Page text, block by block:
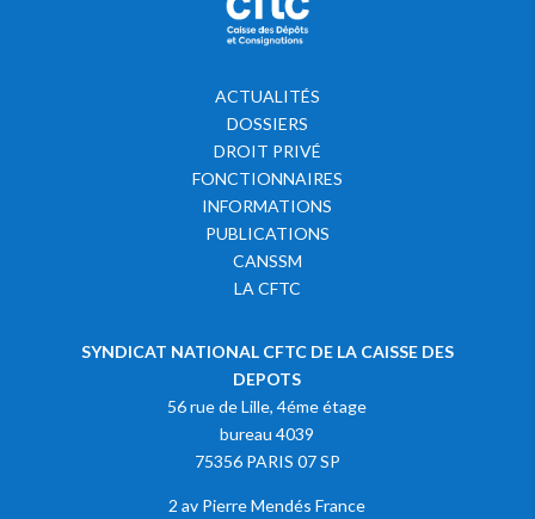
ACTUALITÉS
DOSSIERS
DROIT PRIVÉ
FONCTIONNAIRES
INFORMATIONS
PUBLICATIONS
CANSSM
LA CFTC
SYNDICAT NATIONAL CFTC DE LA CAISSE DES
DEPOTS
56 rue de Lille, 4éme étage
bureau 4039
75356 PARIS 07 SP
2 av Pierre Mendés France